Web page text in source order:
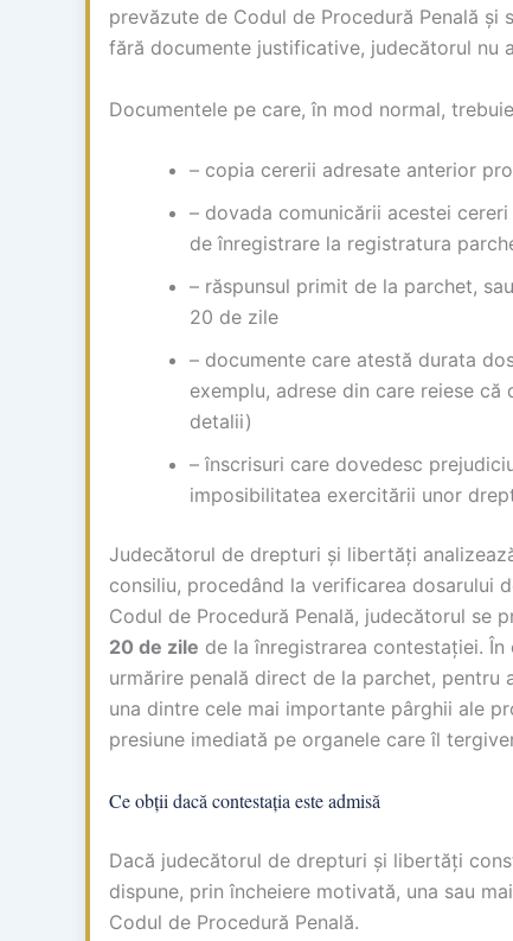
prevăzute de Codul de Procedură Penală
fără documente justificative, judecătorul nu
Documentele pe care, în mod normal,
– copia cererii adresate anterior
– dovada comunicării acestei
de înregistrare la registratura
– răspunsul primit de la parchet,
20 de zile
– documente care atestă durata
exemplu, adrese din care reiese că
detalii)
– înscrisuri care dovedesc
imposibilitatea exercitării unor
Judecătorul de drepturi și libertăți
consiliu, procedând la verificarea dosarului
Codul de Procedură Penală, judecătorul se
20 de zile de la înregistrarea contestației.
urmărire penală direct de la parchet,
una dintre cele mai importante pârghii ale
presiune imediată pe organele care îl
Ce obții dacă contestația este admisă
Dacă judecătorul de drepturi și libertăți
dispune, prin încheiere motivată, una sau
Codul de Procedură Penală.